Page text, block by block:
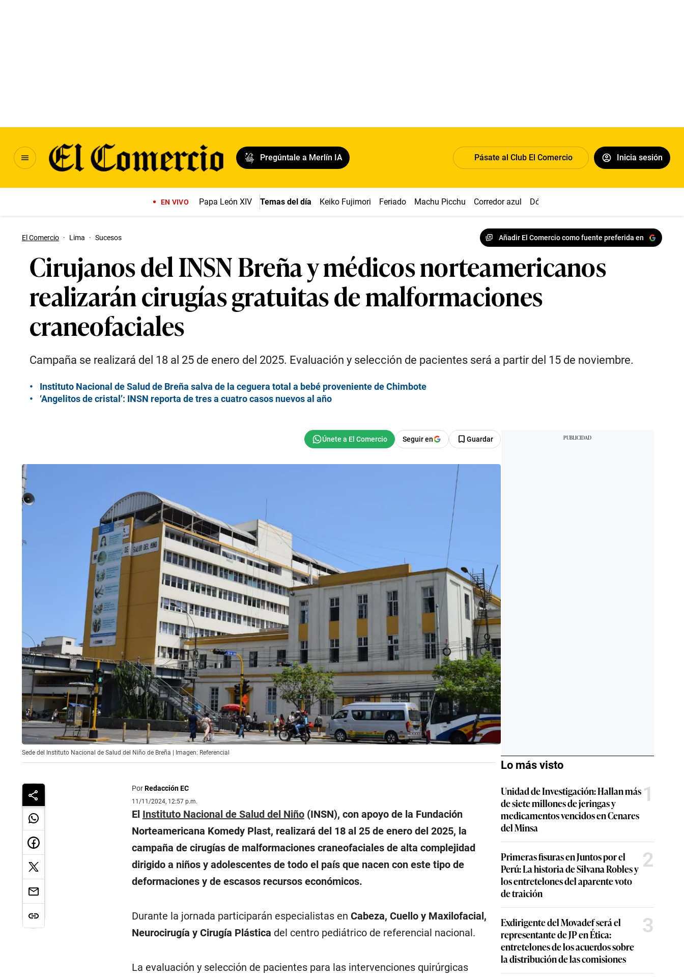
Pregúntale a Merlín IA Pásate al Club El Comercio Inicia sesión
EN VIVO Papa León XIV Temas del día Keiko Fujimori Feriado Machu Picchu Corredor azul Dólar
El Comercio · Lima · Sucesos Añadir El Comercio como fuente preferida en
Cirujanos del INSN Breña y médicos norteamericanos
realizarán cirugías gratuitas de malformaciones
craneofaciales
Campaña se realizará del 18 al 25 de enero del 2025. Evaluación y selección de pacientes será a partir del 15 de noviembre.
Instituto Nacional de Salud de Breña salva de la ceguera total a bebé proveniente de Chimbote
‘Angelitos de cristal’: INSN reporta de tres a cuatro casos nuevos al año
Seguir en Guardar
Sede del Instituto Nacional de Salud del Niño de Breña | Imagen: Referencial
PorRedacción EC
11/11/2024, 12:57 p.m.
El Instituto Nacional de Salud del Niño(INSN), con apoyo de la Fundación
Norteamericana Komedy Plast, realizará del 18 al 25 de enero del 2025, la
campaña de cirugías de malformaciones craneofaciales de alta complejidad
dirigido a niños y adolescentes de todo el país que nacen con este tipo de
deformaciones y de escasos recursos económicos.
Durante la jornada participarán especialistas en Cabeza, Cuello y Maxilofacial,
Neurocirugía y Cirugía Plástica del centro pediátrico de referencial nacional.
La evaluación y selección de pacientes para las intervenciones quirúrgicas
Lo más visto
Unidad de Investigación: Hallan más
de siete millones de jeringas y
medicamentos vencidos en Cenares
del Minsa
1
Primeras fisuras en Juntos por el
Perú: La historia de Silvana Robles y
los entretelones del aparente voto
de traición
2
Exdirigente del Movadef será el
representante de JP en Ética:
entretelones de los acuerdos sobre
la distribución de las comisiones
3